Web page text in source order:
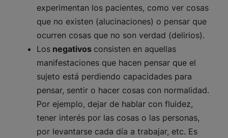
experimentan los pacientes, como ver cosas
que no existen (alucinaciones) o pensar que
ocurren cosas que no son verdad (delirios).
Los negativos consisten en aquellas
manifestaciones que hacen pensar que el
sujeto está perdiendo capacidades para
pensar, sentir o hacer cosas con normalidad.
Por ejemplo, dejar de hablar con fluidez,
tener interés por las cosas o las personas,
por levantarse cada día a trabajar, etc. Es